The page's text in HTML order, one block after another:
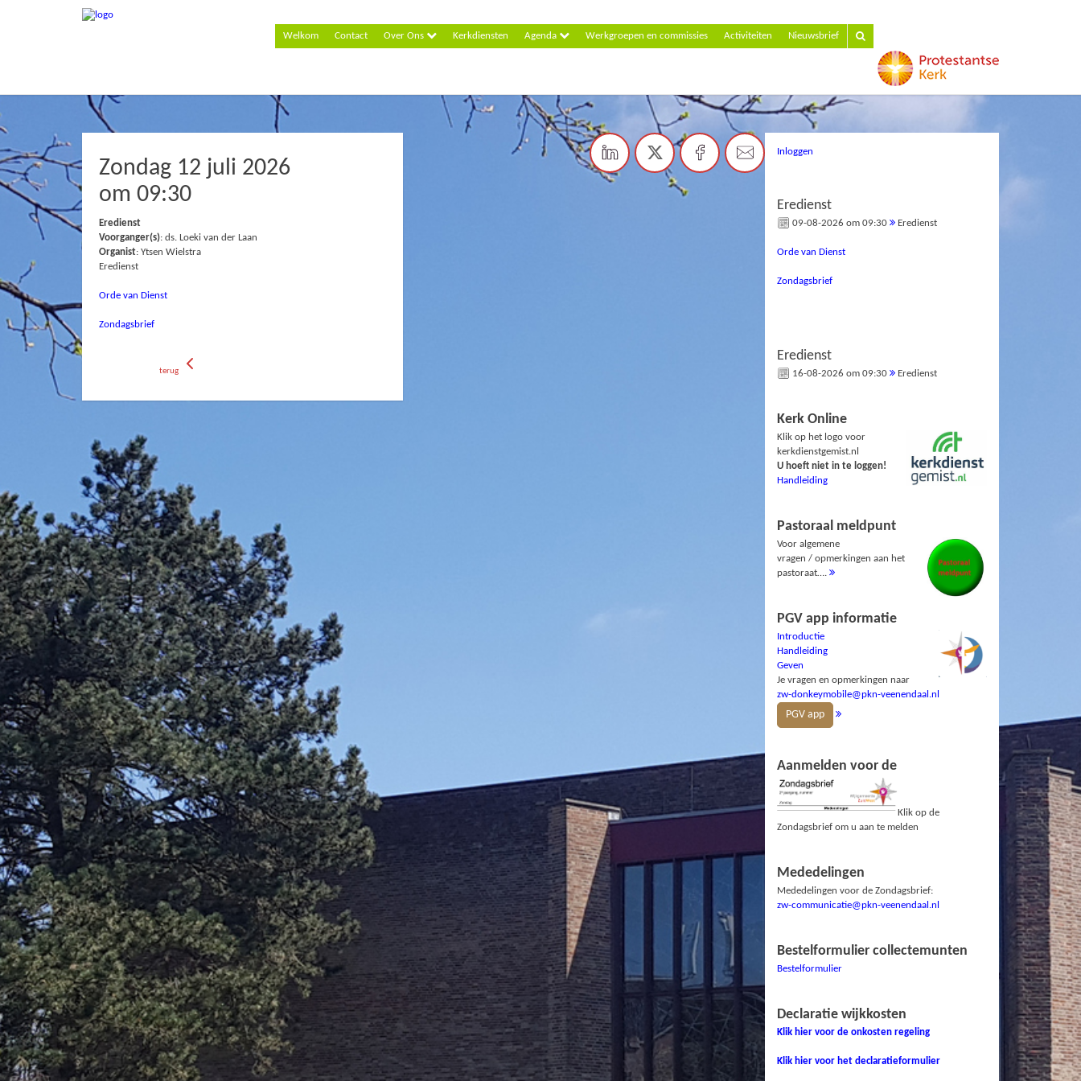
Welkom Contact Over Ons Kerkdiensten Agenda Werkgroepen en commissies Activiteiten Nieuwsbrief
Zondag 12 juli 2026
om 09:30
Eredienst
Voorganger(s): ds. Loeki van der Laan
Organist: Ytsen Wielstra
Eredienst
Orde van Dienst
Zondagsbrief
terug
Inloggen
Eredienst
09-08-2026 om 09:30 Eredienst
Orde van Dienst
Zondagsbrief
Eredienst
16-08-2026 om 09:30 Eredienst
Kerk Online
Klik op het logo voor
kerkdienstgemist.nl
U hoeft niet in te loggen!
Handleiding
Pastoraal meldpunt
Voor algemene
vragen / opmerkingen aan het
pastoraat….
PGV app informatie
Introductie
Handleiding
Geven
Je vragen en opmerkingen naar
zw-donkeymobile@pkn-veenendaal.nl
PGV app
Aanmelden voor de
Klik op de
Zondagsbrief om u aan te melden
Mededelingen
Mededelingen voor de Zondagsbrief:
zw-communicatie@pkn-veenendaal.nl
Bestelformulier collectemunten
Bestelformulier
Declaratie wijkkosten
Klik hier voor de onkosten regeling
Klik hier voor het declaratieformulier